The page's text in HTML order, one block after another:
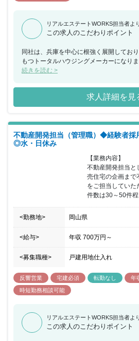
リアルエステートWORKS担当者よ
この求人のこだわりポイント
同社は、兵庫を中心に根強く展開してお
もつトータルハウジングメーカーになり
は総勢5名の少数精鋭の事業所となってお
こともございません。幅広い物件に対応
件を仕入れ～販売まで一気通貫で携わる
中で描く街並みを表現し、カタチを創り
続きを読む >
求人詳細を見
不動産開発担当（管理職）◆経験者採
◎水・日休み
【業務内容】
不動産開発担当と
売住宅の企画まで
をご担当していた
件数は30～50件程...
<勤務地> 岡山県
<給与> 年収 700万円 ～
<募集職種> 戸建用地仕入れ
反響営業 宅建必須 転勤なし
年
時短勤務相談可能
リアルエステートWORKS担当者よ
この求人のこだわりポイント